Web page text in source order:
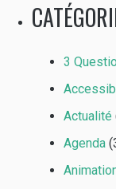
3
Actualité
Agenda